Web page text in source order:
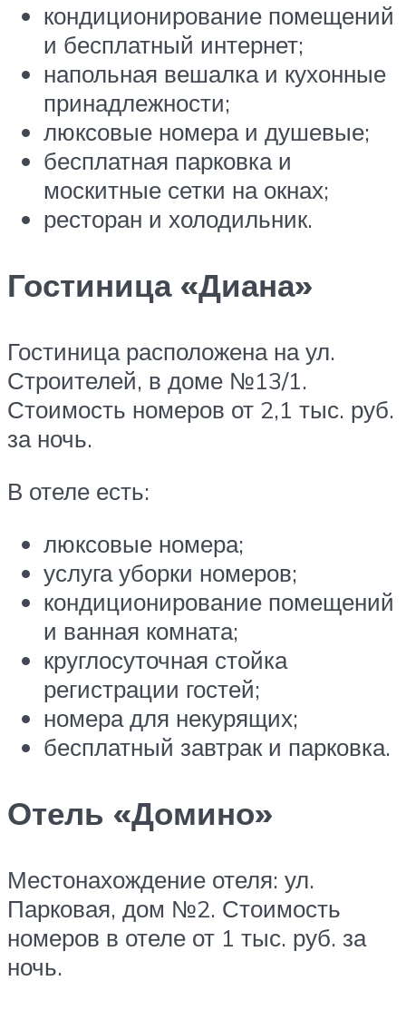
кондиционирование помещений
и бесплатный интернет;
напольная вешалка и кухонные
принадлежности;
люксовые номера и душевые;
бесплатная парковка и
москитные сетки на окнах;
ресторан и холодильник.
Гостиница «Диана»
Гостиница расположена на ул.
Строителей, в доме №13/1.
Стоимость номеров от 2,1 тыс. руб.
за ночь.
В отеле есть:
люксовые номера;
услуга уборки номеров;
кондиционирование помещений
и ванная комната;
круглосуточная стойка
регистрации гостей;
номера для некурящих;
бесплатный завтрак и парковка.
Отель «Домино»
Местонахождение отеля: ул.
Парковая, дом №2. Стоимость
номеров в отеле от 1 тыс. руб. за
ночь.